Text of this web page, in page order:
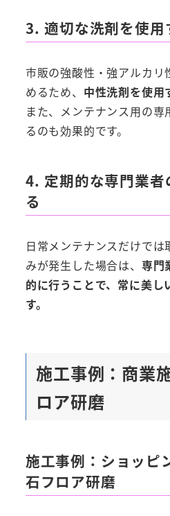
3. 適切な洗剤を使用
市販の強酸性・強アルカ
めるため、 中性洗剤を使用
また、メンテナンス用の
るのも効果的です。
4. 定期的な専門業者
る
日常メンテナンスだけで
みが発生した場合は、 専門
的に行うことで、常に美し
す。
施工事例：商業
ロア研磨
施工事例：ショッピ
石フロア研磨